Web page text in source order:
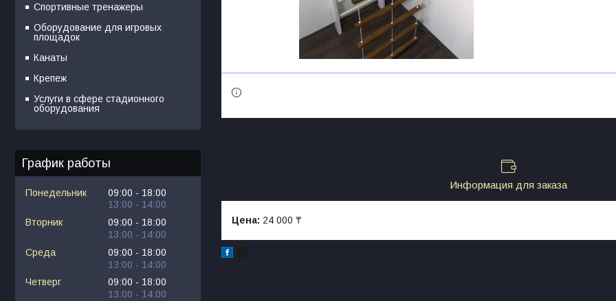
Информация для заказа
Цена: 24 000 ₸
Спортивные тренажеры
Оборудование для игровых
площадок
Канаты
Крепеж
Услуги в сфере стадионного
оборудования
График работы
Понедельник 09:00
18:00
13:00
14:00
Вторник
09:00
18:00
13:00
14:00
Среда
09:00
18:00
13:00
14:00
Четверг
09:00
18:00
13:00
14:00